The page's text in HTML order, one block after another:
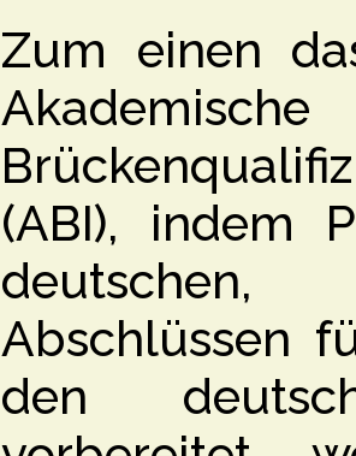
Zum einen
Akademische
(ABI), indem
Abschlüssen
den